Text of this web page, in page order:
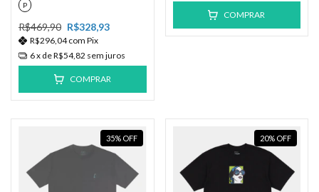
P
R$469,90 R$328,93
R$296,04com Pix
6x deR$54,82 sem juros
COMPRAR
COMPRAR
35% OFF 20% OFF